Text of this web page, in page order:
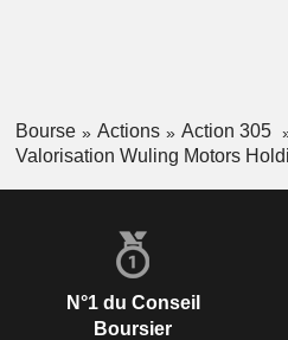
Bourse Actions
Action 305
Valorisation Wuling Motors
N°1 du Conseil
Boursier